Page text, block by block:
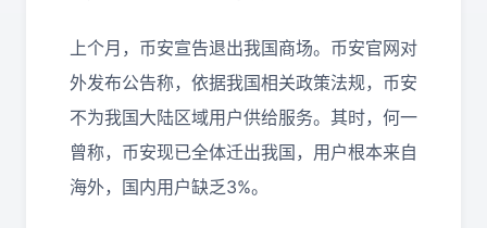
上个月，币安宣告退出我国商场。币安官网对
外发布公告称，依据我国相关政策法规，币安
不为我国大陆区域用户供给服务。其时，何一
曾称，币安现已全体迁出我国，用户根本来自
海外，国内用户缺乏3%。